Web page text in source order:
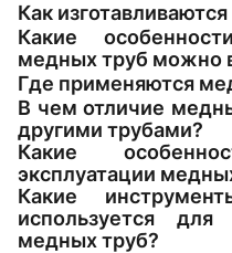
Как
Какие
медных труб можно
Где применяются
В чем отличие
другими трубами?
Какие
эксплуатации
Какие
используется
медных труб?